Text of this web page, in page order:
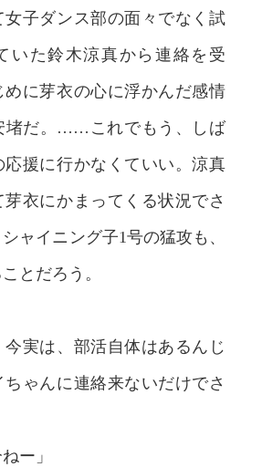
子ダンス部の面々でなく試
いた鈴木涼真から連絡を受
めに芽衣の心に浮かんだ感情
堵だ。……これでもう、しば
応援に行かなくていい。涼真
衣にかまってくる状況でさ
ャイニング子1号の猛攻も、
とだろう。
今実は、部活自体はあるんじ
ゃんに連絡来ないだけでさ
ー」